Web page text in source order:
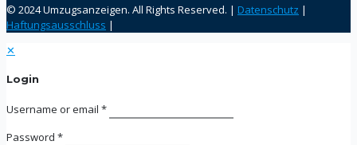
© 2024 Umzugsanzeigen. All Rights Reserved. | Datenschutz |
Haftungsausschluss |
✕
Login
Username or email *
Password *